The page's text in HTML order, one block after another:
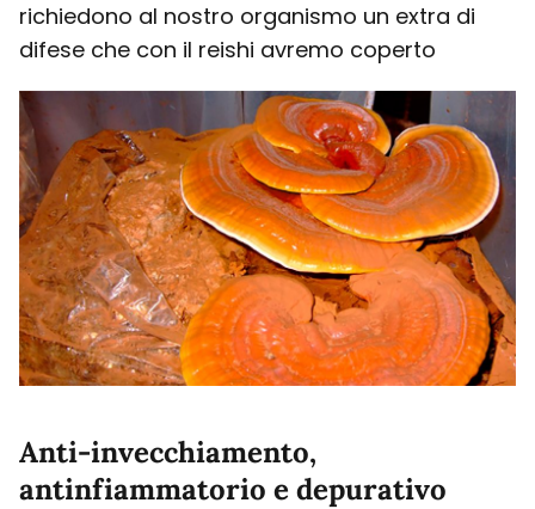
richiedono al nostro organismo un extra di
difese che con il reishi avremo coperto
Anti-invecchiamento,
antinfiammatorio e depurativo